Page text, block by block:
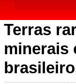
Terras
minerais